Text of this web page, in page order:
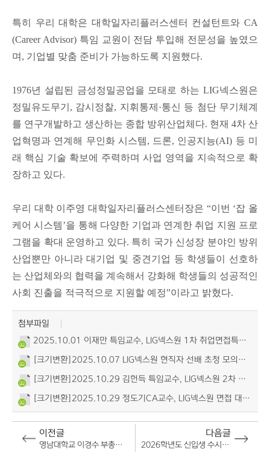
특히 우리 대학은 대학일자리플러스센터 컨설턴트와 CA
(Career Advisor) 특임 교원이 전담 투입해 전문성을 높였으
며 , 기업별 맞춤 준비가 가능하도록 지원했다.
1976년 설립된 금성정밀공업을 모태로 하는 LIG넥스원은
정밀유도무기 , 감시정찰, 지휘통제 ·통신 등 첨단 무기체계
를 연구개발하고 생산하는 종합 방위산업체다. 현재 4차 산
업혁명과 연계해 무인화 시스템, 드론, 인공지능(AI) 등 미
래 핵심 기술 확보에 주력하며 사업 영역을 지속적으로 확
장하고 있다.
우리 대학 이주영 대학일자리플러스센터장은 “이번 ‘잡 올
케어 시스템’을 통해 다양한 기업과 연계한 취업 지원 프로
그램을 확대 운영하고 있다. 특히 국가 신성장 분야인 방위
산업뿐만 아니라 대기업 및 중견기업 등 학생들이 선호하
는 산업체와의 협력을 계속해서 강화해 학생들의 성공적인
사회 진출을 적극적으로 지원할 예정”이라고 밝혔다.
첨부파일
2025.10.01 이재만 특임교수, LIG넥스원 1차 취업면접특강 (1).jpg (621KB)
[크기변환]2025.10.07 LIG넥스원 현직자 선배 초청 모의면접.jpg (483KB)
[크기변환]2025.10.29 김헌득 특임교수, LIG넥스원 2차 취업면접특강 (1).jpg (487KB)
[크기변환]2025.10.29 정도기CA교수, LIG넥스원 면접 대비 모의면접.jpg (509KB)
이전글
영남대학교 이경수 부총장 초청해 보건의료계열 재학생 대상 6차 취업 특강 실시
다음글
2026학년도 신입생 수시 2차 모집 결과 평균 27.34대1 기록